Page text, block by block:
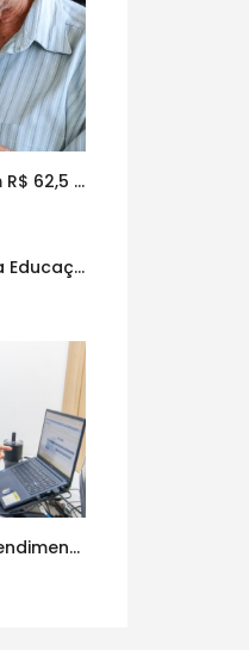
Famílias brasileiras perderam R$ 62,5 bilhões para bets em 2025
Índice de Desenvolvimento da Educação Básica tem elevação em todas as etapas
Meu SUS Digital amplia teleatendimentos para pessoas com problemas com jogos e apostas